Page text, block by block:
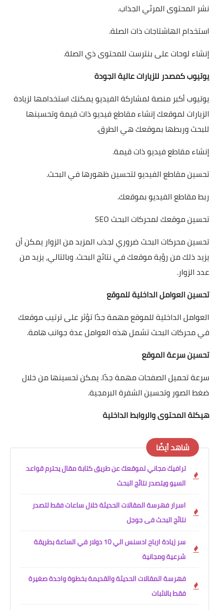
نشر المحتوى المرئي الجذاب.
استخدام الهاشتاجات ذات الصلة.
إنشاء لوحات على بنترست للمحتوى ذي الصلة.
يوتيوب كمصدر للزيارات عالية الجودة
يوتيوب أكبر منصة لمشاركة الفيديو يمكنك استخدامها لزيادة
الزيارات لموقعك إنشاء مقاطع فيديو ذات قيمة وتحسينها
للبحث وربطها بموقعك هي الطرق.
إنشاء مقاطع فيديو ذات قيمة.
تحسين مقاطع الفيديو لتحسين ظهورها في البحث.
ربط مقاطع الفيديو بموقعك.
تحسين موقعك لمحركات البحث SEO
تحسين محركات البحث ضروري لجذب المزيد من الزوار يمكن أن
يزيد ذلك من رؤية موقعك في نتائج البحث. وبالتالي، يزيد من
عدد الزوار.
تحسين العوامل الداخلية للموقع
العوامل الداخلية للموقع مهمة جدًا تؤثر على ترتيب موقعك
في محركات البحث تشمل هذه العوامل عدة جوانب هامة.
تحسين سرعة الموقع
سرعة تحميل الصفحات مهمة جدًا. يمكن تحسينها من خلال
ضغط الصور وتحسين الشفرة البرمجية.
هيكلة المحتوى والروابط الداخلية
شاهد أيضًا
ترافيك مجاني لموقعك عن طريق كتابة مقال يحترم قواعد
السيو ويتصدر نتائج البحث
اسرار فهرسة المقالات الحديثة خلال ساعات فقط لتصدر
نتائج البحث فى جوجل
سر زيادة ارباح ادسنس الي 10 دولار في الساعة بطريقة
شرعية ومجانية
فهرسة المقالات الحديثة والقديمة بخطوة واحدة صغيرة
فقط بالاثبات